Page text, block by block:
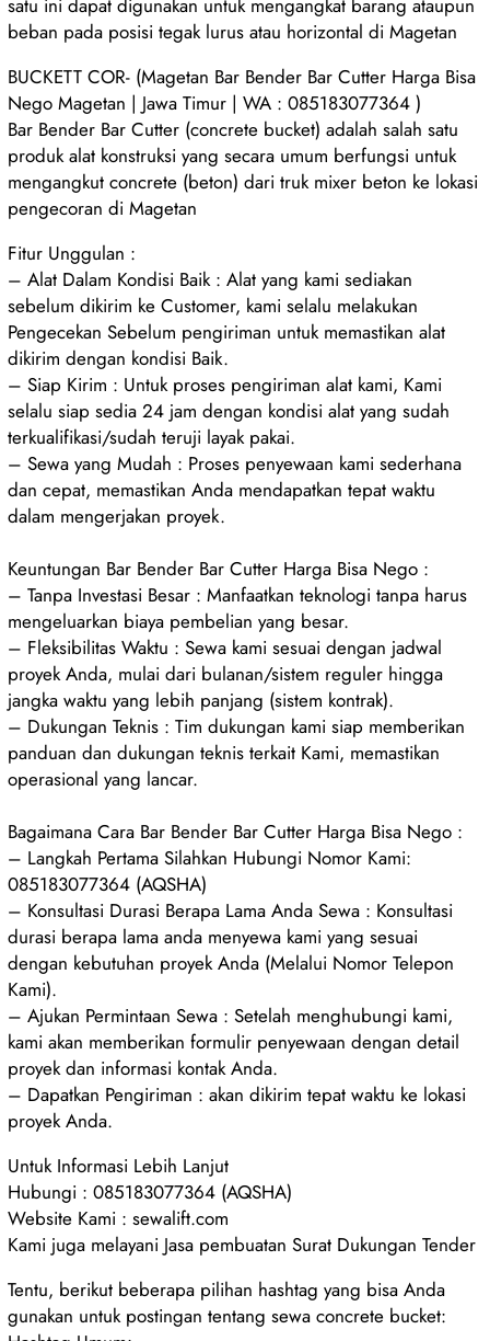
satu ini dapat digunakan untuk mengangkat barang ataupun
beban pada posisi tegak lurus atau horizontal di Magetan
BUCKETT COR- (Magetan Bar Bender Bar Cutter Harga Bisa
Nego Magetan | Jawa Timur | WA : 085183077364 )
Bar Bender Bar Cutter (concrete bucket) adalah salah satu
produk alat konstruksi yang secara umum berfungsi untuk
mengangkut concrete (beton) dari truk mixer beton ke lokasi
pengecoran di Magetan
Fitur Unggulan :
– Alat Dalam Kondisi Baik : Alat yang kami sediakan
sebelum dikirim ke Customer, kami selalu melakukan
Pengecekan Sebelum pengiriman untuk memastikan alat
dikirim dengan kondisi Baik.
– Siap Kirim : Untuk proses pengiriman alat kami, Kami
selalu siap sedia 24 jam dengan kondisi alat yang sudah
terkualifikasi/sudah teruji layak pakai.
– Sewa yang Mudah : Proses penyewaan kami sederhana
dan cepat, memastikan Anda mendapatkan tepat waktu
dalam mengerjakan proyek.
Keuntungan Bar Bender Bar Cutter Harga Bisa Nego :
– Tanpa Investasi Besar : Manfaatkan teknologi tanpa harus
mengeluarkan biaya pembelian yang besar.
– Fleksibilitas Waktu : Sewa kami sesuai dengan jadwal
proyek Anda, mulai dari bulanan/sistem reguler hingga
jangka waktu yang lebih panjang (sistem kontrak).
– Dukungan Teknis : Tim dukungan kami siap memberikan
panduan dan dukungan teknis terkait Kami, memastikan
operasional yang lancar.
Bagaimana Cara Bar Bender Bar Cutter Harga Bisa Nego :
– Langkah Pertama Silahkan Hubungi Nomor Kami:
085183077364 (AQSHA)
– Konsultasi Durasi Berapa Lama Anda Sewa : Konsultasi
durasi berapa lama anda menyewa kami yang sesuai
dengan kebutuhan proyek Anda (Melalui Nomor Telepon
Kami).
– Ajukan Permintaan Sewa : Setelah menghubungi kami,
kami akan memberikan formulir penyewaan dengan detail
proyek dan informasi kontak Anda.
– Dapatkan Pengiriman : akan dikirim tepat waktu ke lokasi
proyek Anda.
Untuk Informasi Lebih Lanjut
Hubungi : 085183077364 (AQSHA)
Website Kami : sewalift.com
Kami juga melayani Jasa pembuatan Surat Dukungan Tender
Tentu, berikut beberapa pilihan hashtag yang bisa Anda
gunakan untuk postingan tentang sewa concrete bucket: